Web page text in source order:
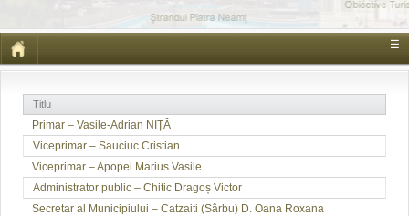
☰
Titlu
Primar – Vasile-Adrian NIȚĂ
Viceprimar – Sauciuc Cristian
Viceprimar – Apopei Marius Vasile
Administrator public – Chitic Dragoș Victor
Secretar al Municipiului – Catzaiti (Sârbu) D. Oana Roxana